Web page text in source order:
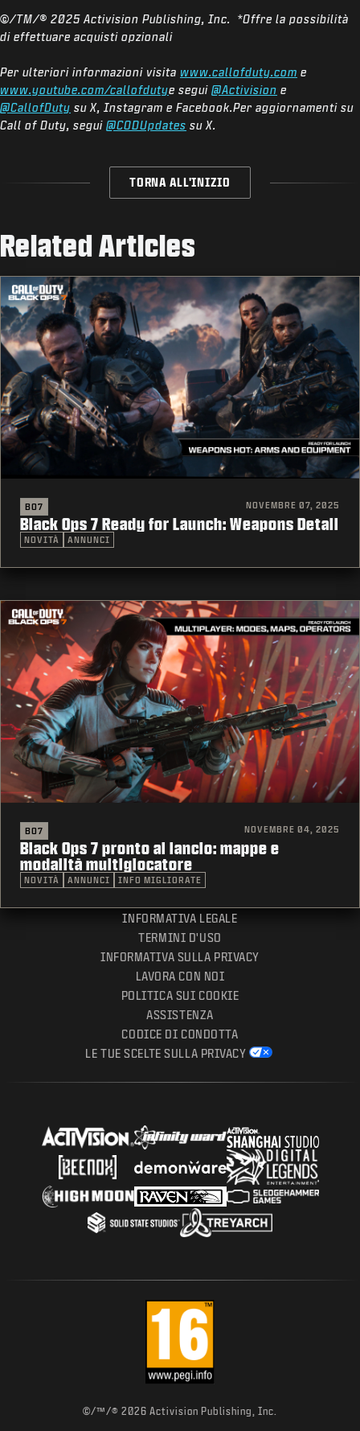
©/TM/® 2025 Activision Publishing, Inc. *Offre la possibilità
di effettuare acquisti opzionali
Per ulteriori informazioni visita www.callofduty.com e
www.youtube.com/callofdutye segui @Activision e
@CallofDuty su X, Instagram e Facebook.Per aggiornamenti su
Call of Duty, segui @CODUpdates su X.
TORNA ALL'INIZIO
Related Articles
BO7 NOVEMBRE 07, 2025
Black Ops 7 Ready for Launch: Weapons Detail
NOVITÀ ANNUNCI
BO7 NOVEMBRE 04, 2025
Black Ops 7 pronto al lancio: mappe e
modalità multigiocatore
NOVITÀ ANNUNCI INFO MIGLIORATE
INFORMATIVA LEGALE
TERMINI D'USO
INFORMATIVA SULLA PRIVACY
LAVORA CON NOI
POLITICA SUI COOKIE
ASSISTENZA
CODICE DI CONDOTTA
LE TUE SCELTE SULLA PRIVACY
©/™/® 2026 Activision Publishing, Inc.